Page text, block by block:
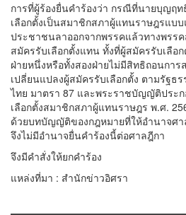
การที่ผู้ร้องยื่นคําร้องว่า กรณีที่นายบุญฤท
เลือกตั้งเป็นสมาชิกสภาผู้แทนราษฎรแบ
ประชาชนลาออกจากพรรคแล้วทางพรร
สมัครรับเลือกตั้งแทน ทั้งที่ผู้สมัครรับเลือ
ฝ่ายหนึ่งหรือทั้งสองฝ่ายไม่มีสิทธิถอนการ
เปลี่ยนแปลงผู้สมัครรับเลือกตั้ง ตามรัฐ
ไทย มาตรา 87 และพระราชบัญญัติประ
เลือกตั้งสมาชิกสภาผู้แทนราษฎร พ.ศ.
ด้วยบทบัญญัติของกฎหมายที่ให้อํานาจศา
จึงไม่มีอํานาจยื่นคําร้องนี้ต่อศาลฎีกา
จึงมีคําสั่งให้ยกคําร้อง
แหล่งที่มา : สำนักข่าวอิศรา